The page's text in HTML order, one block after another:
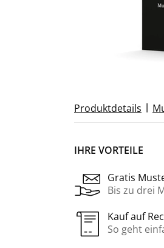
Produktdetails |
IHRE VORTEILE
Gratis
Bis zu drei
Kauf auf
So geht